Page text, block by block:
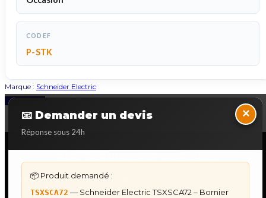
CODEF
P-STK
Marque : Schneider Electric
📧 Demander un devis
Réponse sous 24h
×
📦 Produit demandé :
TSXSCA72 — Schneider Electric TSXSCA72 – Bornier
Back to Top
DÉPANNAGE AUTOMATES